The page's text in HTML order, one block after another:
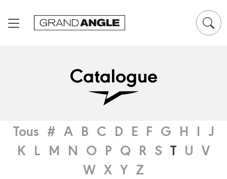
Catalogue
Tous # A B C D E F G H I J
K L M N O P Q R S T U V
W X Y Z